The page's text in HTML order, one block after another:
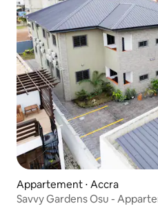
Appartement ⋅ Accra
Savvy Gardens Osu -